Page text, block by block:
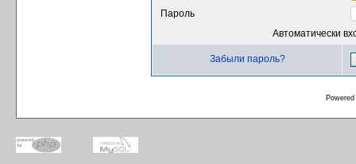
Пароль
Автоматически
Забыли пароль?